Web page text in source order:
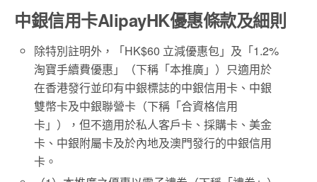
中銀信用卡AlipayHK優惠條款及細則
除特別註明外，「HK$60 立減優惠包」及「1.2%
淘寶手續費優惠」（下稱「本推廣」）只適用於
在香港發行並印有中銀標誌的中銀信用卡、中銀
雙幣卡及中銀聯營卡（下稱「合資格信用
卡」），但不適用於私人客戶卡、採購卡、美金
卡、中銀附屬卡及於內地及澳門發行的中銀信用
卡。